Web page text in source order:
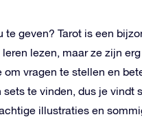
te geven? Tarot is een
lezen, maar ze zijn
vragen te stellen en
te vinden, dus je vindt
illustraties en